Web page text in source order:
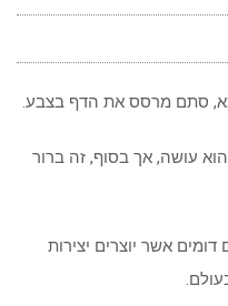
סתם מרסס את הדף בצבע.
עושה, אך בסוף, זה ברור
אשר יוצרים יצירות